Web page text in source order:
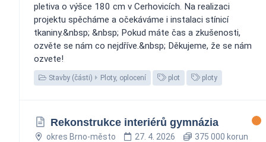
pletiva o výšce 180 cm v Cerhovicích. Na realizaci
projektu spěcháme a očekáváme i instalaci stínicí
tkaniny.&nbsp; &nbsp; Pokud máte čas a zkušenosti,
ozvěte se nám co nejdříve.&nbsp; Děkujeme, že se nám
ozvete!
Stavby (části) Ploty, oplocení plot ploty
Rekonstrukce interiérů gymnázia
okres Brno-město 27. 4. 2026 375 000 korun